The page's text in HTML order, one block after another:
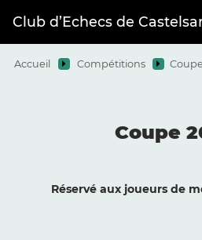
Club d’Echecs de
Accueil Compétitions
Coupe
Réservé aux joueurs de